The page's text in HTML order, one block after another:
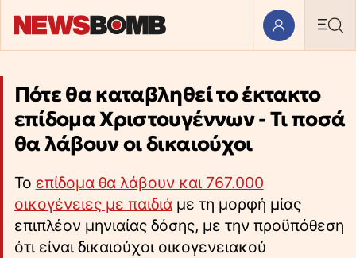
Πότε θα καταβληθεί το έκτακτο
επίδομα Χριστουγέννων - Τι ποσά
θα λάβουν οι δικαιούχοι
Το επίδομα θα λάβουν και 767.000
οικογένειες με παιδιάμε τη μορφή μίας
επιπλέον μηνιαίας δόσης, με την προϋπόθεση
ότι είναι δικαιούχοι οικογενειακού